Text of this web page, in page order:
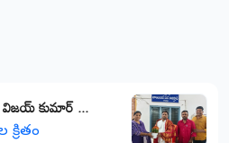
కుమార్ ...
క్రితం